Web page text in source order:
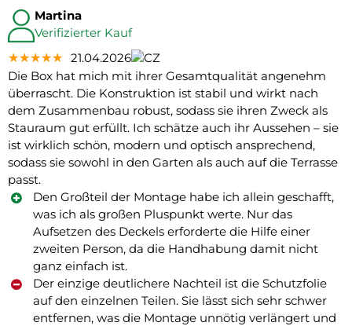
Martina
Verifizierter Kauf
★★★★★
★★★★★
★★★★★ 21.04.2026
Die Box hat mich mit ihrer Gesamtqualität angenehm
überrascht. Die Konstruktion ist stabil und wirkt nach
dem Zusammenbau robust, sodass sie ihren Zweck als
Stauraum gut erfüllt. Ich schätze auch ihr Aussehen – sie
ist wirklich schön, modern und optisch ansprechend,
sodass sie sowohl in den Garten als auch auf die Terrasse
passt.
Den Großteil der Montage habe ich allein geschafft,
was ich als großen Pluspunkt werte. Nur das
Aufsetzen des Deckels erforderte die Hilfe einer
zweiten Person, da die Handhabung damit nicht
ganz einfach ist.
Der einzige deutlichere Nachteil ist die Schutzfolie
auf den einzelnen Teilen. Sie lässt sich sehr schwer
entfernen, was die Montage unnötig verlängert und